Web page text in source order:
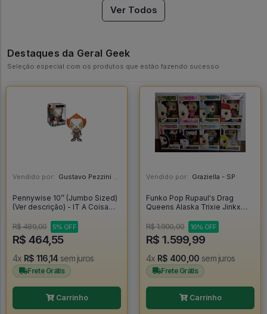
Ver Todos
Destaques da Geral Geek
Seleção especial com os produtos que estão fazendo sucesso
Vendido por: Gustavo Pezzini - MG
Pennywise 10’’ (Jumbo Sized)
(Ver descrição) - IT A Coisa
R$ 489,00
5% OFF
R$ 464,55
4x R$ 116,14 sem juros
Frete Grátis
Carrinho
Vendido por: Graziella - SP
Funko Pop Rupaul's Drag
Queens Alaska Trixie Jinkx
Pabllo Drags - Rupaul Drags
Race #1
R$ 1.900,00 16% OFF
R$ 1.599,99
4x R$ 400,00 sem juros
Frete Grátis
Carrinho